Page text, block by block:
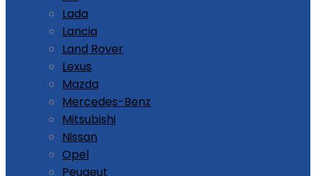
Lada
Lancia
Land Rover
Lexus
Mazda
Mercedes-Benz
Mitsubishi
Nissan
Opel
Peugeut